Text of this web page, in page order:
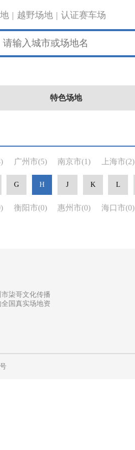
| 越野场地 | 认证赛车场
特色场地
广州市(5) 南京市(1) 上海市(2)
G H J K L
衡阳市(0) 惠州市(0) 海口市(0)
柒哥文化传播
国真实场地资